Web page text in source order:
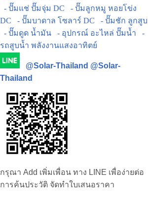
- ปั๊มแช่ ปั๊มจุ่ม DC
- ปั๊มลูกหมู หอยโข่ง
DC
- ปั๊มบาดาล โซลาร์ DC
- ปั๊มชัก ลูกสูบ
- ปั๊มดูด น้ำมัน
- อุปกรณ์ อะไหล่ ปั๊มน้ำ
-
รถสูบน้ำ พลังงานแสงอาทิตย์
@Solar-Thailand @Solar-
Thailand
กรุณา Add เพิ่มเพื่อน ทาง LINE เพื่อง่ายต่อ
การค้นประวัติ จัดทำใบเสนอราคา